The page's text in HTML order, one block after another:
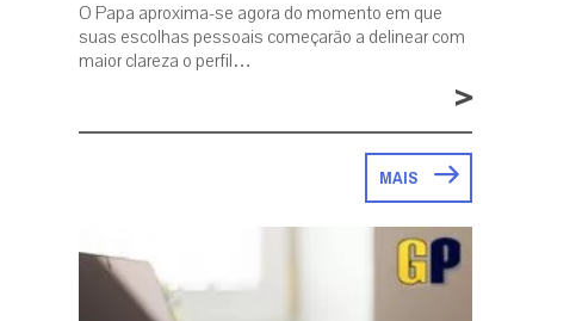
O Papa aproxima-se agora do momento em que
suas escolhas pessoais começarão a delinear com
maior clareza o perfil…
>
MAIS